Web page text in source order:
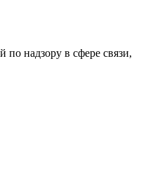
надзору в сфере связи,